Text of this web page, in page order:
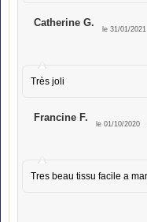
Catherine G.
le 31/01/2021
Très joli
Francine F.
le 01/10/2020
Tres beau tissu facile a